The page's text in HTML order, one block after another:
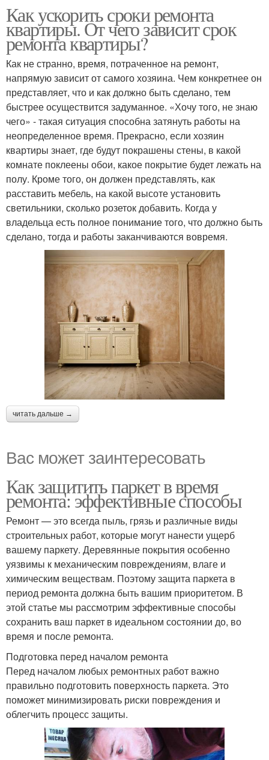
Как ускорить сроки ремонта
квартиры. От чего зависит срок
ремонта квартиры?
Как не странно, время, потраченное на ремонт,
напрямую зависит от самого хозяина. Чем конкретнее он
представляет, что и как должно быть сделано, тем
быстрее осуществится задуманное. «Хочу того, не знаю
чего» - такая ситуация способна затянуть работы на
неопределенное время. Прекрасно, если хозяин
квартиры знает, где будут покрашены стены, в какой
комнате поклеены обои, какое покрытие будет лежать на
полу. Кроме того, он должен представлять, как
расставить мебель, на какой высоте установить
светильники, сколько розеток добавить. Когда у
владельца есть полное понимание того, что должно быть
сделано, тогда и работы заканчиваются вовремя.
читать дальше →
Вас может заинтересовать
Как защитить паркет в время
ремонта: эффективные способы
Ремонт — это всегда пыль, грязь и различные виды
строительных работ, которые могут нанести ущерб
вашему паркету. Деревянные покрытия особенно
уязвимы к механическим повреждениям, влаге и
химическим веществам. Поэтому защита паркета в
период ремонта должна быть вашим приоритетом. В
этой статье мы рассмотрим эффективные способы
сохранить ваш паркет в идеальном состоянии до, во
время и после ремонта.
Подготовка перед началом ремонта
Перед началом любых ремонтных работ важно
правильно подготовить поверхность паркета. Это
поможет минимизировать риски повреждения и
облегчить процесс защиты.